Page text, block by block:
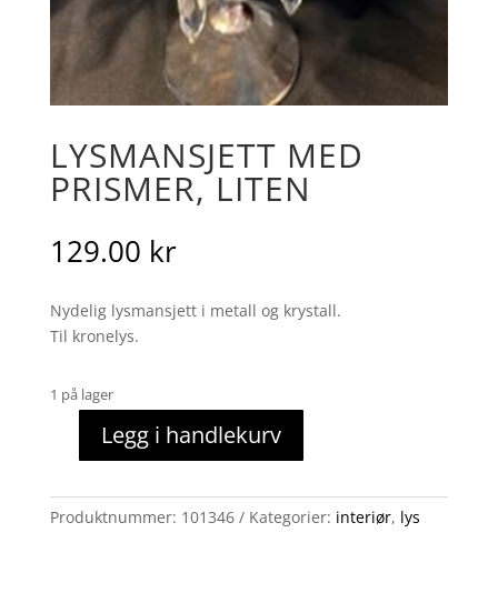
LYSMANSJETT MED
PRISMER, LITEN
129.00 kr
Nydelig lysmansjett i metall og krystall.
Til kronelys.
1 på lager
Lysmansjett
prismer,
liten
Legg i handlekurv
Produktnummer: 101346 Kategorier: interiør, lys